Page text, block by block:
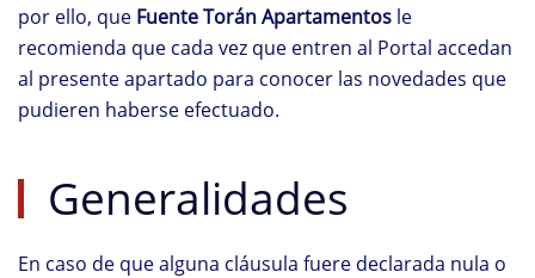
por ello, que Fuente Torán Apartamentos le
recomienda que cada vez que entren al Portal accedan
al presente apartado para conocer las novedades que
pudieren haberse efectuado.
Generalidades
En caso de que alguna cláusula fuere declarada nula o